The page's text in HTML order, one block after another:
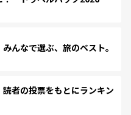
んなで選ぶ、旅のベスト。
者の投票をもとにランキン